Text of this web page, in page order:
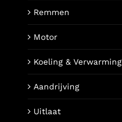
Remmen
Motor
Koeling & Verwarming
Aandrijving
Uitlaat